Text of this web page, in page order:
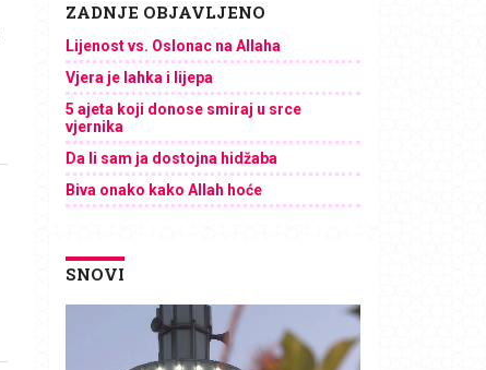
ZADNJE OBJAVLJENO
Lijenost vs. Oslonac na Allaha
Vjera je lahka i lijepa
5 ajeta koji donose smiraj u srce
vjernika
Da li sam ja dostojna hidžaba
Biva onako kako Allah hoće
SNOVI